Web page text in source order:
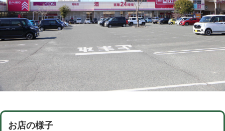
お店の様子